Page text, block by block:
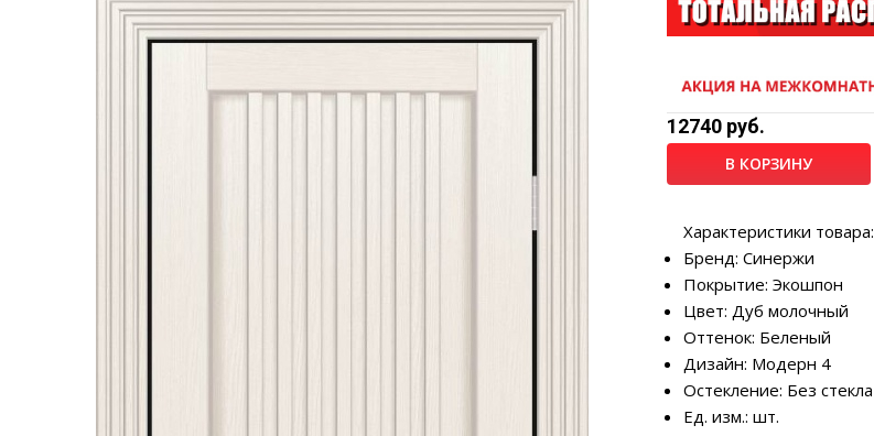
12740 руб.
В КОРЗИНУ
Характеристики товара:
Бренд: Синержи
Покрытие: Экошпон
Цвет: Дуб молочный
Оттенок: Беленый
Дизайн: Модерн 4
Остекление: Без стекла
Ед. изм.: шт.